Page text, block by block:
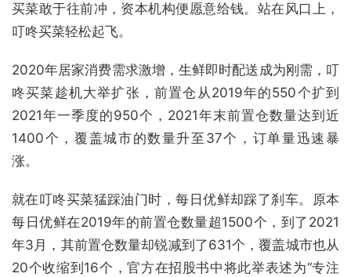
买菜敢于往前冲，资本机构便愿意给钱。站在风口上，
叮咚买菜轻松起飞。
2020年居家消费需求激增，生鲜即时配送成为刚需，叮
咚买菜趁机大举扩张，前置仓从2019年的550个扩到
2021年一季度的950个，2021年末前置仓数量达到近
1400个，覆盖城市的数量升至37个，订单量迅速暴
涨。
就在叮咚买菜猛踩油门时，每日优鲜却踩了刹车。原本
每日优鲜在2019年的前置仓数量超1500个，到了2021
年3月，其前置仓数量却锐减到了631个，覆盖城市也从
20个收缩到16个，官方在招股书中将此举表述为“专注